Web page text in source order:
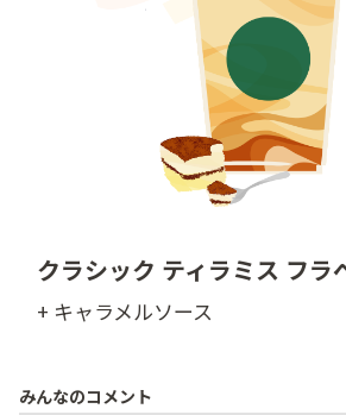
クラシック ティラミス フラ
+ キャラメルソース
みんなのコメント